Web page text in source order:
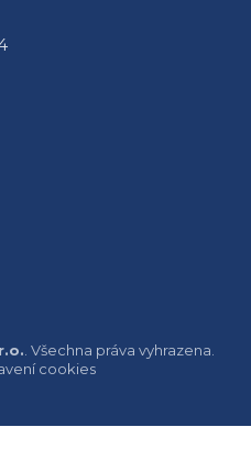
. Všechna práva vyhrazena.
cookies